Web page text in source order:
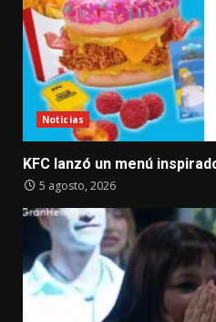
Noticias
KFC lanzó un menú
5 agosto, 2026